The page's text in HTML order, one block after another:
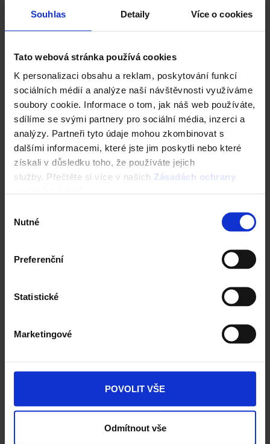
Souhlas Detaily Více o cookies
Tato webová stránka používá cookies
K personalizaci obsahu a reklam, poskytování funkcí
sociálních médií a analýze naší návštěvnosti využíváme
soubory cookie. Informace o tom, jak náš web používáte,
sdílíme se svými partnery pro sociální média, inzerci a
analýzy. Partneři tyto údaje mohou zkombinovat s
dalšími informacemi, které jste jim poskytli nebo které
získali v důsledku toho, že používáte jejich
služby. Přečtěte si více v našich Zásadách ochrany
souhlasu
Nutné
Preferenční
Statistické
Marketingové
POVOLIT VŠE
Odmítnout vše
Typový projekt VIKTORIE 1.01
Typový projekt PAVLA 2.01
Typový projekt NERO 2005.2